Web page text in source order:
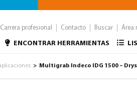
Carrera profesional Contacto Buscar Área
ENCONTRAR HERRAMIENTAS
> Multigrab Indeco IDG 1500 –